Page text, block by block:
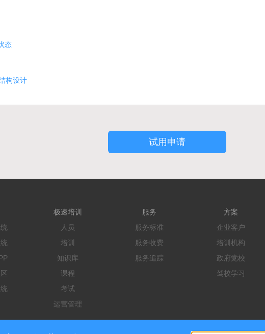
态
构设计
试用申请
极速培训
人员
培训
知识库
课程
考试
运营管理
服务
服务标准
服务收费
服务追踪
方案
企业客户
培训机构
政府党校
驾校学习